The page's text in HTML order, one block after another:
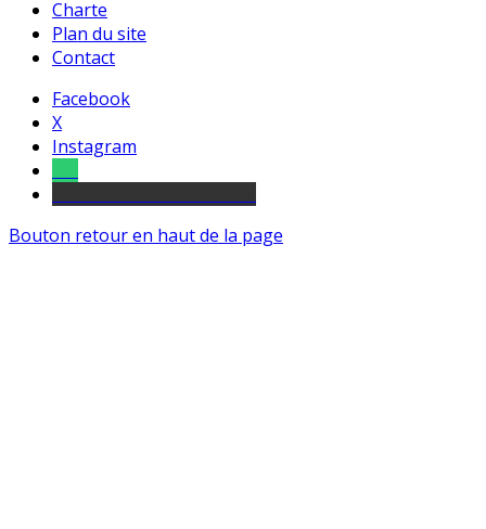
Charte
Plan du site
Contact
Facebook
X
Instagram
Bouton retour en haut de la page